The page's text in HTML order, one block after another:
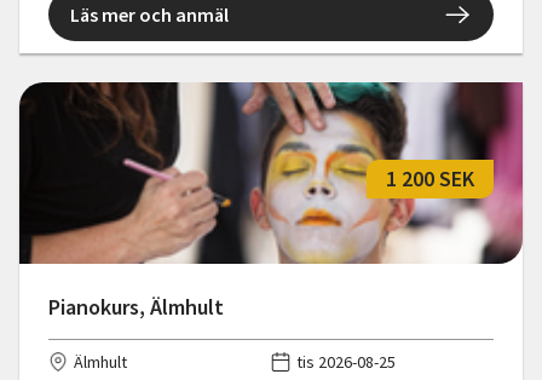
Läs mer och anmäl
Pianokurs, Älmhult
1 200 SEK
Älmhult
tis 2026-08-25